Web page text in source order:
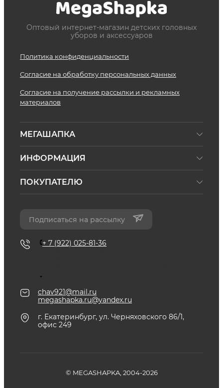
Оптовый интернет-магазин детских головных
уборов и аксессуаров
Политика конфиденциальности
Согласие на обработку персональных данных
Согласие на получение рассылки и рекламных
материалов
МЕГАШАПКА
ИНФОРМАЦИЯ
ПОКУПАТЕЛЮ
Подписаться на рассылку
+ 7 (922) 025-81-36
chav921@mail.ru
megashapka.ru@yandex.ru
г. Екатеринбург, ул. Черняховского 86/1,
офис 249
© MEGASHAPKA, 2004-2026